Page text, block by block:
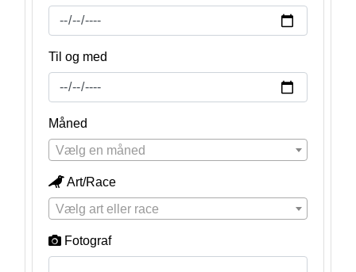
Til og med
Måned
Vælg en måned
Art/Race
Vælg art eller race
Fotograf